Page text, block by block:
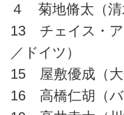
４ 菊地脩太（清
13 チェイス・ア
／ドイツ）
15 屋敷優成（大
16 高橋仁胡（バ